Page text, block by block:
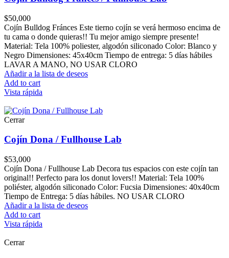
$50,000
Cojín Bulldog Fránces Este tierno cojín se verá hermoso encima de
tu cama o donde quieras!! Tu mejor amigo siempre presente!
Material: Tela 100% poliester, algodón siliconado Color: Blanco y
Negro Dimensiones: 45x40cm Tiempo de entrega: 5 días hábiles
LAVAR A MANO, NO USAR CLORO
Añadir a la lista de deseos
Add to cart
Vista rápida
Cerrar
Cojín Dona / Fullhouse Lab
$53,000
Cojín Dona / Fullhouse Lab Decora tus espacios con este cojín tan
original!! Perfecto para los donut lovers!! Material: Tela 100%
poliéster, algodón siliconado Color: Fucsia Dimensiones: 40x40cm
Tiempo de Entrega: 5 días hábiles. NO USAR CLORO
Añadir a la lista de deseos
Add to cart
Vista rápida
Cerrar